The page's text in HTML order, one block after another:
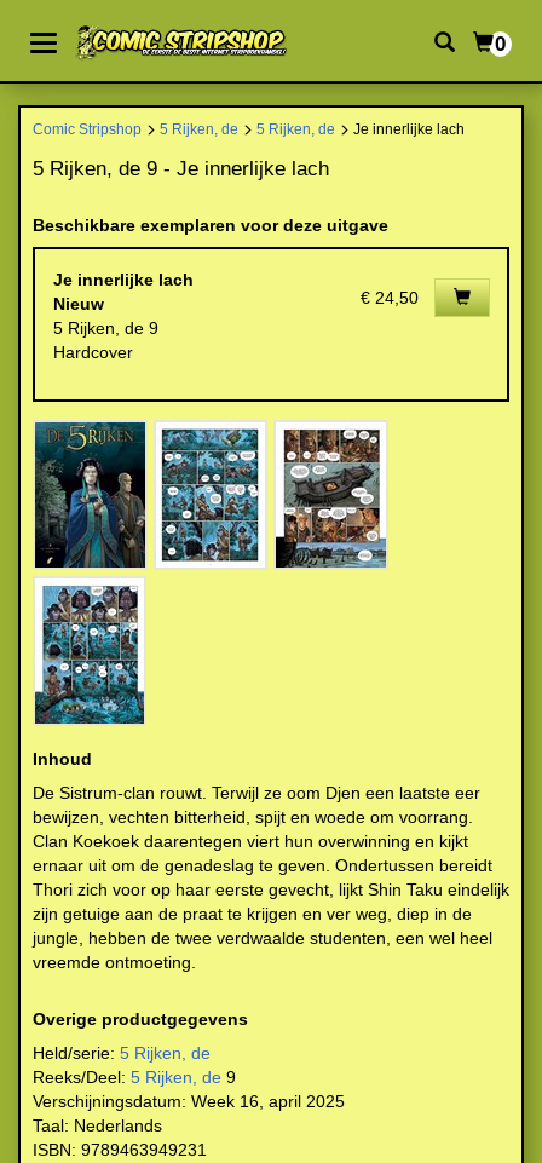
0
Comic Stripshop 5 Rijken, de 5 Rijken, de Je innerlijke lach
5 Rijken, de 9 - Je innerlijke lach
Beschikbare exemplaren voor deze uitgave
Je innerlijke lach
Nieuw
5 Rijken, de 9
Hardcover
€ 24,50
Inhoud
De Sistrum-clan rouwt. Terwijl ze oom Djen een laatste eer
bewijzen, vechten bitterheid, spijt en woede om voorrang.
Clan Koekoek daarentegen viert hun overwinning en kijkt
ernaar uit om de genadeslag te geven. Ondertussen bereidt
Thori zich voor op haar eerste gevecht, lijkt Shin Taku eindelijk
zijn getuige aan de praat te krijgen en ver weg, diep in de
jungle, hebben de twee verdwaalde studenten, een wel heel
vreemde ontmoeting.
Overige productgegevens
Held/serie: 5 Rijken, de
Reeks/Deel: 5 Rijken, de 9
Verschijningsdatum: Week 16, april 2025
Taal: Nederlands
ISBN: 9789463949231